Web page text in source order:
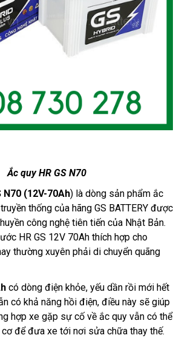
Ắc quy HR GS N70
N70 (12V-70Ah) là dòng sản phẩm ắc
thống của hãng GS BATTERY được
công nghệ tiên tiến của Nhật Bản.
HR GS 12V 70Ah thích hợp cho
thường xuyên phải di chuyển quãng
có dòng điện khỏe, yếu dần rồi mới hết
có khả năng hồi điện, điều này sẽ giúp
hợp xe gặp sự cố về ắc quy vẫn có thể
để đưa xe tới nơi sửa chữa thay thế.